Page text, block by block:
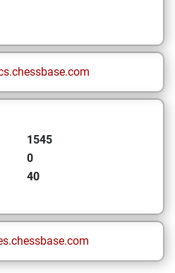
1545
0
40